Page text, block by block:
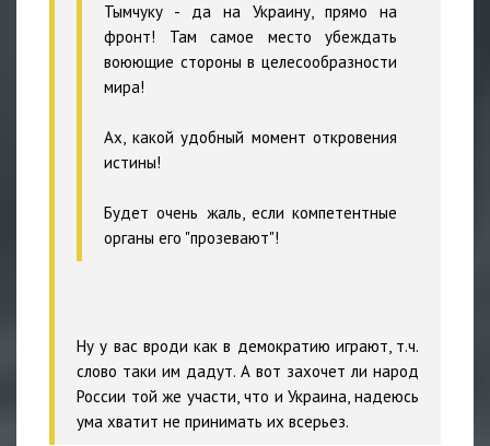
Тымчуку - да на Украину, прямо на
фронт! Там самое место убеждать
воюющие стороны в целесообразности
мира!
Ах, какой удобный момент откровения
истины!
Будет очень жаль, если компетентные
органы его "прозевают"!
Ну у вас вроди как в демократию играют, т.ч.
слово таки им дадут. А вот захочет ли народ
России той же участи, что и Украина, надеюсь
ума хватит не принимать их всерьез.